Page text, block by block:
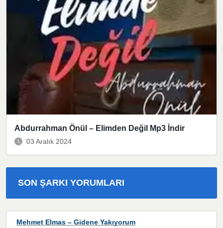
Abdurrahman Önül – Elimden Değil Mp3 İndir
03 Aralık 2024
SON ŞARKI YORUMLARI
Mehmet Elmas – Gidene Yakıyorum